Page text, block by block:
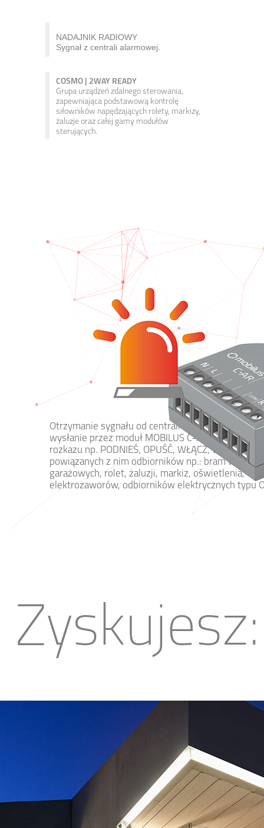
NADAJNIK RADIOWY
Sygnał z centrali alarmowej.
COSMO | 2WAY READY
Grupa urządzeń zdalnego sterowania,
zapewniająca podstawową kontrolę
siłowników napędzających rolety, markizy,
żaluzje oraz całej gamy modułów
sterujących.
Otrzymanie sygnału od centrali alarmowej
wysłanie przez moduł MOBILUS C-AR
rozkazu np. PODNIEŚ, OPUŚĆ, WŁĄCZ, WYŁĄCZ do
powiązanych z nim odbiorników np.: bram
garażowych, rolet, żaluzji, markiz, oświetlenia,
elektrozaworów, odbiorników elektrycznych typu
Zyskujesz: